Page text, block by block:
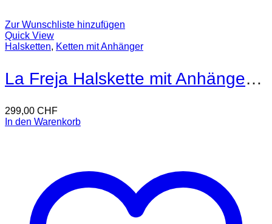
Zur Wunschliste hinzufügen
Quick View
Halsketten, Ketten mit Anhänger
La Freja Halskette mit Anhänger 18kt Gold
299,00 CHF
In den Warenkorb